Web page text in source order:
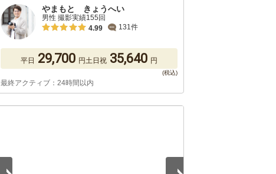
やまもと きょうへい
男性 撮影実績155回
4.99
131件
平日 29,700 円土日祝 35,640 円
最終アクティブ：24時間以内